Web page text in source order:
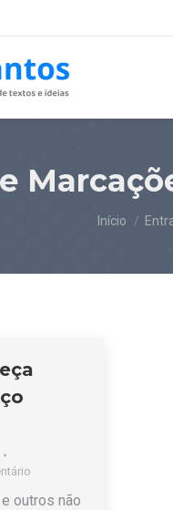
Você está
Início
outros não